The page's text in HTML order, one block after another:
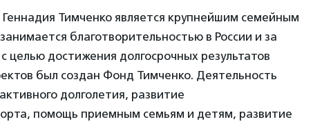
Тимченко является крупнейшим семейным
благотворительностью в России и за
целью достижения долгосрочных результатов
был создан Фонд Тимченко. Деятельность
долголетия, развитие
помощь приемным семьям и детям, развитие